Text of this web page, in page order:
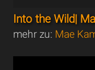
Into the Wild|
mehr zu: Mae